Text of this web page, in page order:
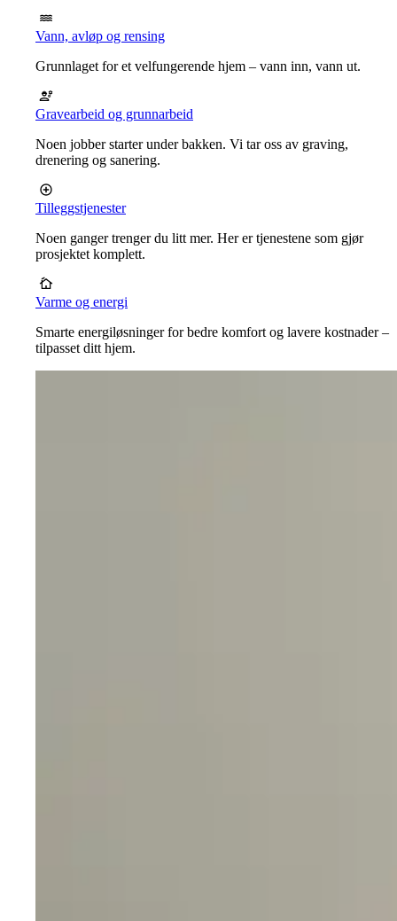
Vann, avløp og rensing
Grunnlaget for et velfungerende hjem – vann inn, vann ut.
Gravearbeid og grunnarbeid
Noen jobber starter under bakken. Vi tar oss av graving,
drenering og sanering.
Tilleggstjenester
Noen ganger trenger du litt mer. Her er tjenestene som gjør
prosjektet komplett.
Varme og energi
Smarte energiløsninger for bedre komfort og lavere kostnader –
tilpasset ditt hjem.